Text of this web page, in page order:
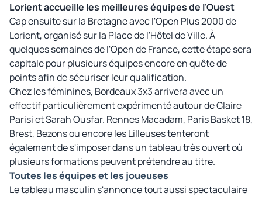
Lorient accueille les meilleures équipes de l'Ouest
Cap ensuite sur la Bretagne avec l'Open Plus 2000 de
Lorient, organisé sur la Place de l'Hôtel de Ville. À
quelques semaines de l'Open de France, cette étape sera
capitale pour plusieurs équipes encore en quête de
points afin de sécuriser leur qualification.
Chez les féminines, Bordeaux 3x3 arrivera avec un
effectif particulièrement expérimenté autour de Claire
Parisi et Sarah Ousfar. Rennes Macadam, Paris Basket 18,
Brest, Bezons ou encore les Lilleuses tenteront
également de s'imposer dans un tableau très ouvert où
plusieurs formations peuvent prétendre au titre.
Toutes les équipes et les joueuses
Le tableau masculin s'annonce tout aussi spectaculaire